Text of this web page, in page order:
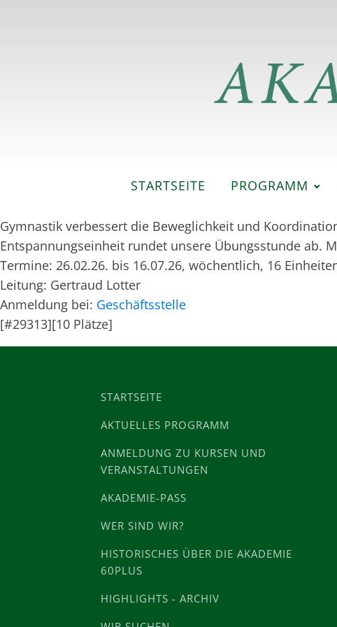
STARTSEITE PROGRAMM
Gymnastik verbessert die Beweglichkeit und
Entspannungseinheit rundet unsere Übungsstunde ab.
Termine: 26.02.26. bis 16.07.26, wöchentlich, 16
Leitung: Gertraud Lotter
Anmeldung bei: Geschäftsstelle
[#29313][10 Plätze]
STARTSEITE
AKTUELLES PROGRAMM
ANMELDUNG ZU KURSEN UND
VERANSTALTUNGEN
AKADEMIE-PASS
WER SIND WIR?
HISTORISCHES ÜBER DIE AKADEMIE
60PLUS
HIGHLIGHTS - ARCHIV